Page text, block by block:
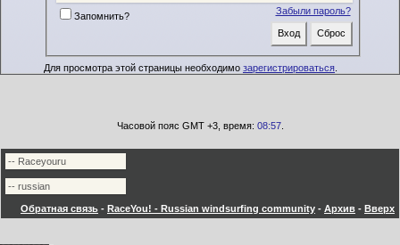
Забыли пароль?
Запомнить?
Для просмотра этой страницы необходимо зарегистрироваться
Часовой пояс GMT +3, время: 08:57.
Обратная связь - RaceYou! - Russian windsurfing community - Архив - Вверх